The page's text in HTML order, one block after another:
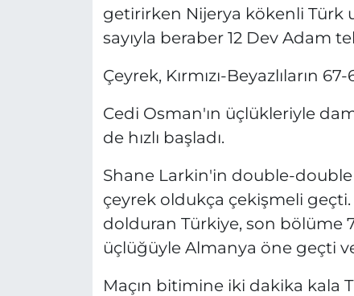
getirirken Nijerya kökenli Türk
sayıyla beraber 12 Dev Adam
Çeyrek, Kırmızı-Beyazlıların
Cedi Osman'ın üçlükleriyle
de hızlı başladı.
Shane Larkin'in double-
çeyrek oldukça çekişmeli geçti.
dolduran Türkiye, son bölüme
üçlüğüyle Almanya öne geçti
Maçın bitimine iki dakika kala